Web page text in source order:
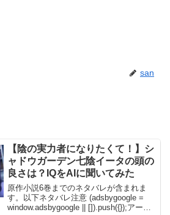
san
【陰の実力者になりたくて！】シ
ャドウガーデン七陰イータの頭の
良さは？IQをAIに聞いてみた
原作小説6巻までのネタバレが含まれま
す。以下ネタバレ注意 (adsbygoogle =
window.adsbygoogle || []).push({});アーテ